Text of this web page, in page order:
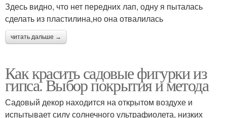
Здесь видно, что нет передних лап, одну я пыталась
сделать из пластилина,но она отвалилась
читать дальше →
Как красить садовые фигурки из
гипса. Выбор покрытия и метода
Садовый декор находится на открытом воздухе и
испытывает силу солнечного ультрафиолета, низких